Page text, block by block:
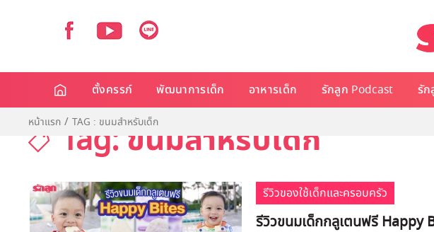
ตั้งครรภ์ พัฒนาการเด็ก อาหารเด็ก รักลูก Podcast รั
หน้าแรก TAG : ขนมสำหรับเด็ก
Tag: ขนมสำหรับเด็ก
รีวิวของใช้เด็กและครอบครัว
รีวิวขนมเด็กกลูเตนฟรี Happy